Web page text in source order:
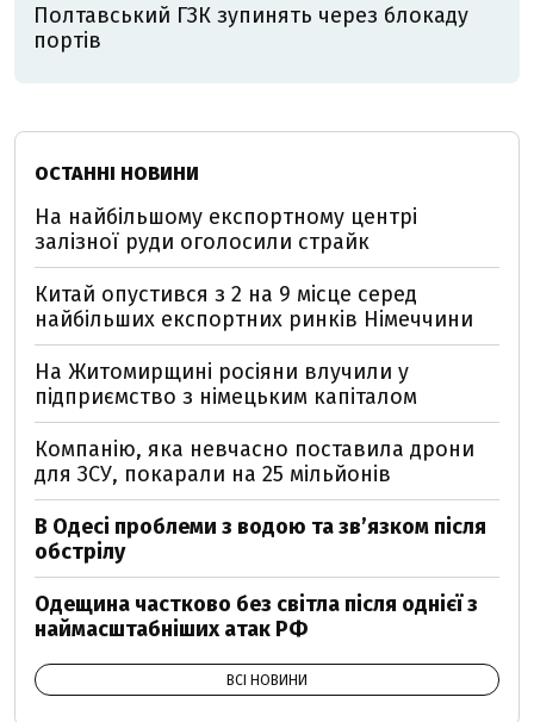
Полтавський ГЗК зупинять через блокаду
портів
ОСТАННІ НОВИНИ
На найбільшому експортному центрі
залізної руди оголосили страйк
Китай опустився з 2 на 9 місце серед
найбільших експортних ринків Німеччини
На Житомирщині росіяни влучили у
підприємство з німецьким капіталом
Компанію, яка невчасно поставила дрони
для ЗСУ, покарали на 25 мільйонів
В Одесі проблеми з водою та звʼязком після
обстрілу
Одещина частково без світла після однієї з
наймасштабніших атак РФ
ВСІ НОВИНИ